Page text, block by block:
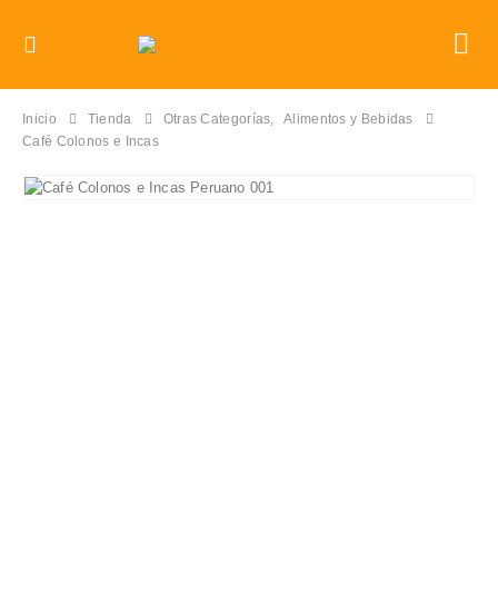
Inicio Tienda Otras Categorías,
Alimentos y Bebidas
Café Colonos e Incas